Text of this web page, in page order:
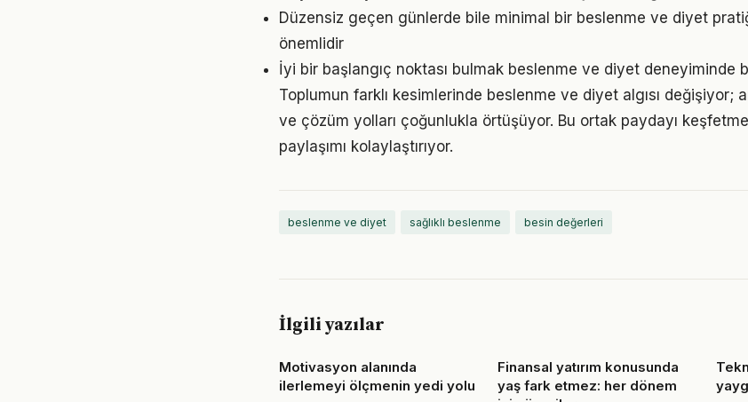
Düzensiz geçen günlerde bile minimal bir beslenme ve diyet
önemlidir
İyi bir başlangıç noktası bulmak beslenme ve diyet deneyiminde
Toplumun farklı kesimlerinde beslenme ve diyet algısı değişiyor;
ve çözüm yolları çoğunlukla örtüşüyor. Bu ortak paydayı
paylaşımı kolaylaştırıyor.
beslenme ve diyet sağlıklı beslenme besin değerleri
İlgili yazılar
Motivasyon alanında
ilerlemeyi ölçmenin yedi yolu
Finansal yatırım konusunda
yaş fark etmez: her dönem